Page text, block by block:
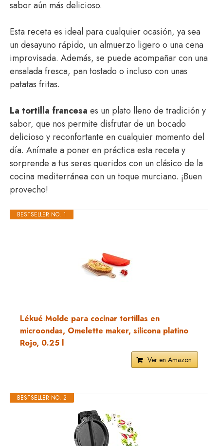
sabor aún más delicioso.
Esta receta es ideal para cualquier ocasión, ya sea
un desayuno rápido, un almuerzo ligero o una cena
improvisada. Además, se puede acompañar con una
ensalada fresca, pan tostado o incluso con unas
patatas fritas.
La tortilla francesa es un plato lleno de tradición y
sabor, que nos permite disfrutar de un bocado
delicioso y reconfortante en cualquier momento del
día. Anímate a poner en práctica esta receta y
sorprende a tus seres queridos con un clásico de la
cocina mediterránea con un toque murciano. ¡Buen
provecho!
BESTSELLER NO. 1
Lékué Molde para cocinar tortillas en
microondas, Omelette maker, silicona platino
Rojo, 0.25 l
Ver en Amazon
BESTSELLER NO. 2